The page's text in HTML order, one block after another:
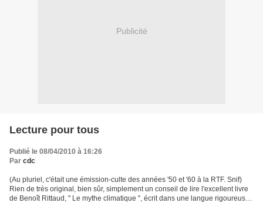
Publicité
Lecture pour tous
Publié le 08/04/2010 à 16:26
Par cdc
(Au pluriel, c'était une émission-culte des années '50 et '60 à la RTF. Snif)
Rien de très original, bien sûr, simplement un conseil de lire l'excellent livre
de Benoît Rittaud, " Le mythe climatique ", écrit dans une langue rigoureuse